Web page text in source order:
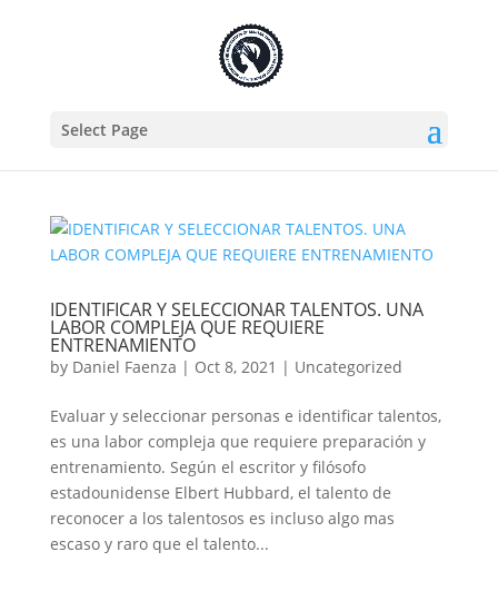
Select Page
IDENTIFICAR Y SELECCIONAR TALENTOS. UNA
LABOR COMPLEJA QUE REQUIERE
ENTRENAMIENTO
by Daniel Faenza | Oct 8, 2021 | Uncategorized
Evaluar y seleccionar personas e identificar talentos,
es una labor compleja que requiere preparación y
entrenamiento. Según el escritor y filósofo
estadounidense Elbert Hubbard, el talento de
reconocer a los talentosos es incluso algo mas
escaso y raro que el talento...